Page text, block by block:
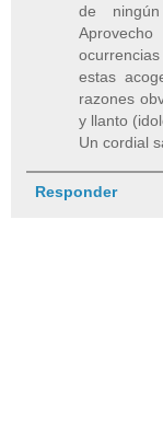
de
estas
razones
y llanto
Un cordial
Responder